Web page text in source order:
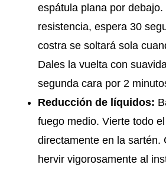
espátula plana por
resistencia, espera 30
costra se soltará sola
Dales la vuelta con
segunda cara por 2
Reducción de líquidos:
fuego medio. Vierte todo
directamente en la sartén.
hervir vigorosamente al